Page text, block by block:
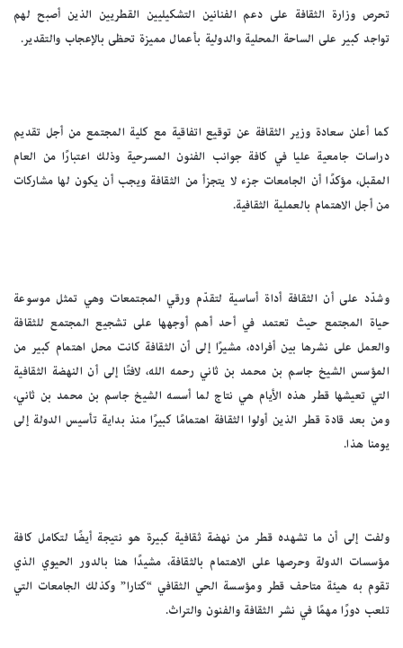
تحرص وزارة الثقافة على دعم الفنانين التشكيليين القطريين الذين أصبح لهم
تواجد كبير على الساحة المحلية والدولية بأعمال مميزة تحظى بالإعجاب والتقدير.
كما أعلن سعادة وزير الثقافة عن توقيع اتفاقية مع كلية المجتمع من أجل تقديم
دراسات جامعية عليا في كافة جوانب الفنون المسرحية وذلك اعتبارًا من العام
المقبل، مؤكدًا أن الجامعات جزء لا يتجزأ من الثقافة ويجب أن يكون لها مشاركات
من أجل الاهتمام بالعملية الثقافية.
وشدّد على أن الثقافة أداة أساسية لتقدّم ورقي المجتمعات وهي تمثل موسوعة
حياة المجتمع حيث تعتمد في أحد أهم أوجهها على تشجيع المجتمع للثقافة
والعمل على نشرها بين أفراده، مشيرًا إلى أن الثقافة كانت محل اهتمام كبير من
المؤسس الشيخ جاسم بن محمد بن ثاني رحمه الله، لافتًا إلى أن النهضة الثقافية
التي تعيشها قطر هذه الأيام هي نتاج لما أسسه الشيخ جاسم بن محمد بن ثاني،
ومن بعد قادة قطر الذين أولوا الثقافة اهتمامًا كبيرًا منذ بداية تأسيس الدولة إلى
يومنا هذا.
ولفت إلى أن ما تشهده قطر من نهضة ثقافية كبيرة هو نتيجة أيضًا لتكامل كافة
مؤسسات الدولة وحرصها على الاهتمام بالثقافة، مشيدًا هنا بالدور الحيوي الذي
تقوم به هيئة متاحف قطر ومؤسسة الحي الثقافي “كتارا” وكذلك الجامعات التي
تلعب دورًا مهمًا في نشر الثقافة والفنون والتراث.